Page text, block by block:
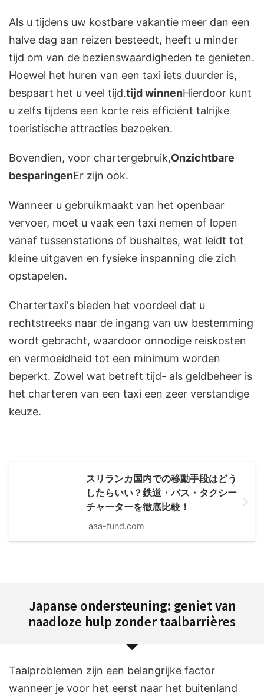
Als u tijdens uw kostbare vakantie meer dan een
halve dag aan reizen besteedt, heeft u minder
tijd om van de bezienswaardigheden te genieten.
Hoewel het huren van een taxi iets duurder is,
bespaart het u veel tijd.tijd winnenHierdoor kunt
u zelfs tijdens een korte reis efficiënt talrijke
toeristische attracties bezoeken.
Bovendien, voor chartergebruik,Onzichtbare
besparingenEr zijn ook.
Wanneer u gebruikmaakt van het openbaar
vervoer, moet u vaak een taxi nemen of lopen
vanaf tussenstations of bushaltes, wat leidt tot
kleine uitgaven en fysieke inspanning die zich
opstapelen.
Chartertaxi's bieden het voordeel dat u
rechtstreeks naar de ingang van uw bestemming
wordt gebracht, waardoor onnodige reiskosten
en vermoeidheid tot een minimum worden
beperkt. Zowel wat betreft tijd- als geldbeheer is
het charteren van een taxi een zeer verstandige
keuze.
スリランカ国内での移動手段はどう
したらいい？鉄道・バス・タクシー
チャーターを徹底比較！
aaa-fund.com
Japanse ondersteuning: geniet van
naadloze hulp zonder taalbarrières
Taalproblemen zijn een belangrijke factor
wanneer je voor het eerst naar het buitenland